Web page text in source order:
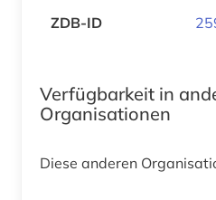
ZDB-ID
Verfügbarkeit in
Organisationen
Diese anderen